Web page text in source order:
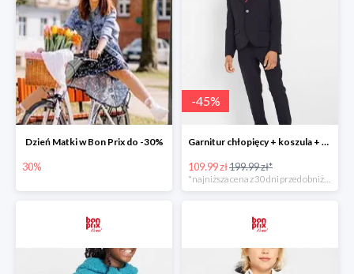
Dzień Matki w Bon Prix do -30%
30%
-45%
Garnitur chłopięcy + koszula + krawat (4 części) -45%
109.99 zł199.99 zł*
*najniższa cena z 30 dni przed obniżką